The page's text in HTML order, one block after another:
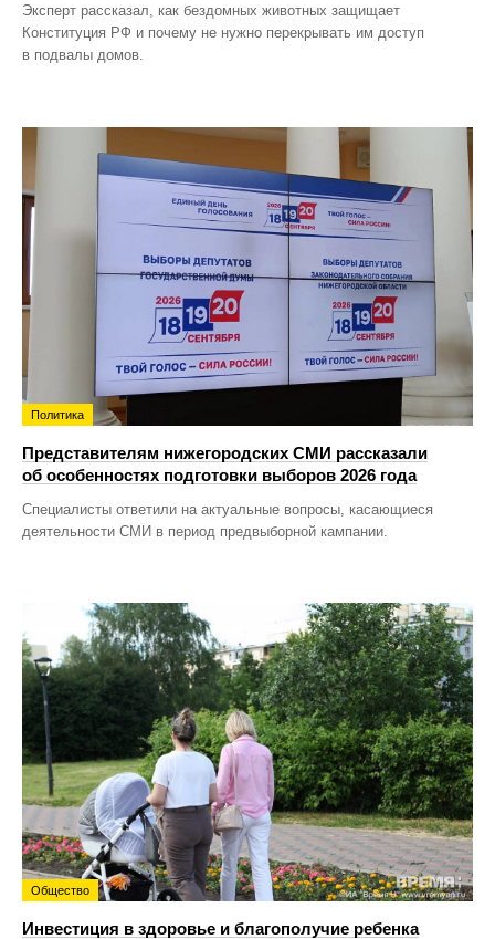
Эксперт рассказал, как бездомных животных защищает
Конституция РФ и почему не нужно перекрывать им доступ
в подвалы домов.
Политика
Представителям нижегородских СМИ рассказали
об особенностях подготовки выборов 2026 года
Специалисты ответили на актуальные вопросы, касающиеся
деятельности СМИ в период предвыборной кампании.
Общество
Инвестиция в здоровье и благополучие ребенка